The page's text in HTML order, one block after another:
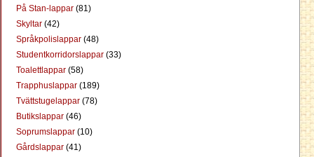
På Stan-lappar (81)
Skyltar (42)
Språkpolislappar (48)
Studentkorridorslappar (33)
Toalettlappar (58)
Trapphuslappar (189)
Tvättstugelappar (78)
Butikslappar (46)
Soprumslappar (10)
Gårdslappar (41)